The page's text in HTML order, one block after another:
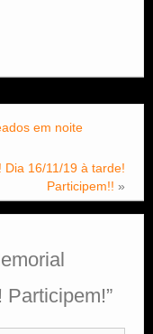
em noite
Dia 16/11/19 à tarde!
Participem!! »
Participem!”